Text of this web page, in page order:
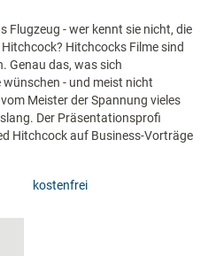
Flugzeug - wer kennt sie nicht, die
Hitchcocks Filme sind
Genau das, was sich
- und meist nicht
Meister der Spannung vieles
Der Präsentationsprofi
Hitchcock auf Business-Vorträge
kostenfrei